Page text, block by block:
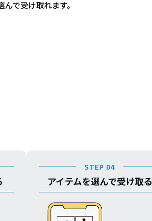
で受け取れます。
STEP 04
アイテムを選んで受け取る